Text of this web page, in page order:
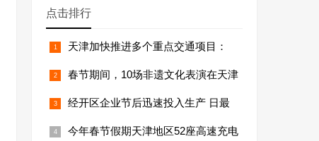
点击排行
天津加快推进多个重点交通项目：
春节期间，10场非遗文化表演在天津
经开区企业节后迅速投入生产 日最
今年春节假期天津地区52座高速充电